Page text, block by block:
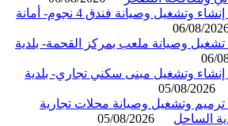
منافسة عامة- إنشاء وتشغيل وصيانة فندق 4 نجوم- أمانة
06/
وصيانة ملعب بمركز القحمة- بلدية
وتشغيل مبنى سكني تجاري- بلدية
05/08/
وتشغيل وصيانة محلات تجارية
05/08/2026